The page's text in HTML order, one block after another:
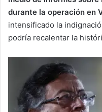
durante la operación en
intensificado la
podría recalentar la